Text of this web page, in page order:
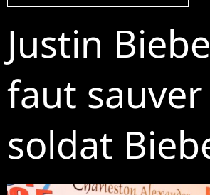
Justin
faut sauver
soldat